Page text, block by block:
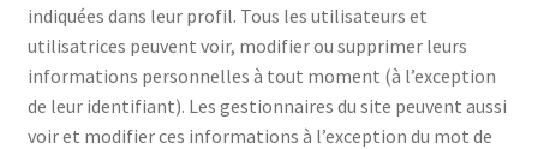
indiquées dans leur profil. Tous les utilisateurs et
utilisatrices peuvent voir, modifier ou supprimer leurs
informations personnelles à tout moment (à l’exception
de leur identifiant). Les gestionnaires du site peuvent aussi
voir et modifier ces informations à l’exception du mot de